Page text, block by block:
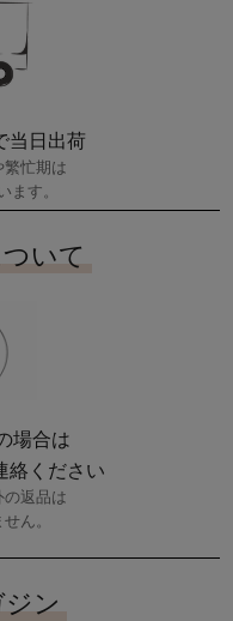
当日出荷
忙期は
ます。
いて
場合は
絡ください
の返品は
ん。
ン